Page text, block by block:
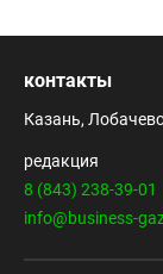
контакты
Казань,
редакция
8 (843) 238-39-01
info@business-